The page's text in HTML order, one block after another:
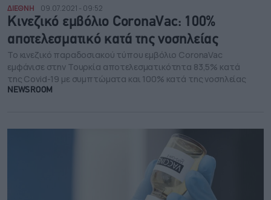
ΔΙΕΘΝΗ 09.07.2021 - 09:52
Κινεζικό εμβόλιο CoronaVac: 100%
αποτελεσματικό κατά της νοσηλείας
Το κινεζικό παραδοσιακού τύπου εμβόλιο CoronaVac
εμφάνισε στην Τουρκία αποτελεσματικότητα 83,5% κατά
της Covid-19 με συμπτώματα και 100% κατά της νοσηλείας
NEWSROOM